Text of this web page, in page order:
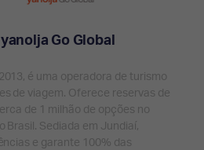
Go Global
é uma operadora de turismo
de viagem. Oferece reservas de
de 1 milhão de opções no
Brasil. Sediada em Jundiaí,
e garante 100% das